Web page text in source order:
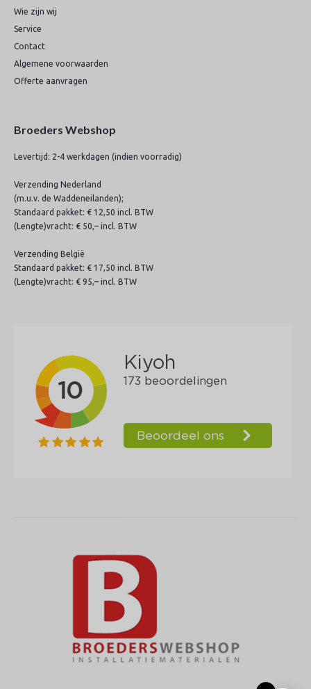
Wie zijn wij
Service
Contact
Algemene voorwaarden
Offerte aanvragen
Broeders Webshop
Levertijd: 2-4 werkdagen (indien voorradig)
Verzending Nederland
(m.u.v. de Waddeneilanden);
Standaard pakket: € 12,50 incl. BTW
(Lengte)vracht: € 50,– incl. BTW
Verzending België
Standaard pakket: € 17,50 incl. BTW
(Lengte)vracht: € 95,– incl. BTW